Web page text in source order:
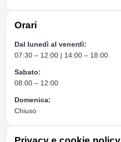
Orari
Dal lunedì al venerdì:
07:30 – 12:00 | 14:00 – 18:00
Sabato:
08:00 – 12:00
Domenica:
Chiuso